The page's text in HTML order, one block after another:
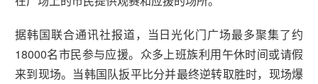
据韩国联合通讯社报道，当日光化门广场最多聚集了约
18000名市民参与应援。众多上班族利用午休时间或请假
来到现场。当韩国队扳平比分并最终逆转取胜时，现场爆